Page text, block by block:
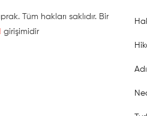
Tüm hakları saklıdır. Bir
girişimidir